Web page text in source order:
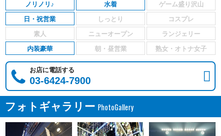
ノリノリ♪
水着
日・祝営業
内装豪華
お店に電話する
03-6424-7900
フォトギャラリー